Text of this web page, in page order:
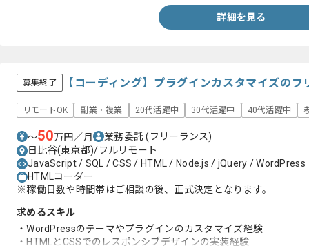
詳細を見る
募集終了 【コーディング】プラグインカスタマイズの
リモートOK 副業・複業 20代活躍中 30代活躍中 40代活躍中
〜50万円／月 業務委託(フリーランス)
日比谷(東京都)/フルリモート
JavaScript / SQL / CSS / HTML / Node.js / jQuery / WordPress
HTMLコーダー
※稼働日数や時間帯はご相談の後、正式決定となります。
求めるスキル
・WordPressのテーマやプラグインのカスタマイズ経験
・HTMLとCSSでのレスポンシブデザインの実装経験